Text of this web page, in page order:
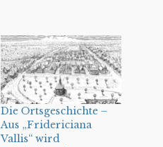
Die Ortsgeschichte –
Aus „Fridericiana
Vallis“ wird